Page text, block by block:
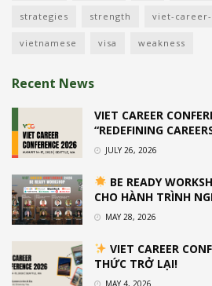
strategies strength viet-
vietnamese visa weakness
Recent News
VIET CAREER
“REDEFINING
JULY 26, 2026
BE READY
CHO HÀNH TRÌNH
MAY 28, 2026
VIET CAREER
THỨC TRỞ LẠI!
MAY 4, 2026